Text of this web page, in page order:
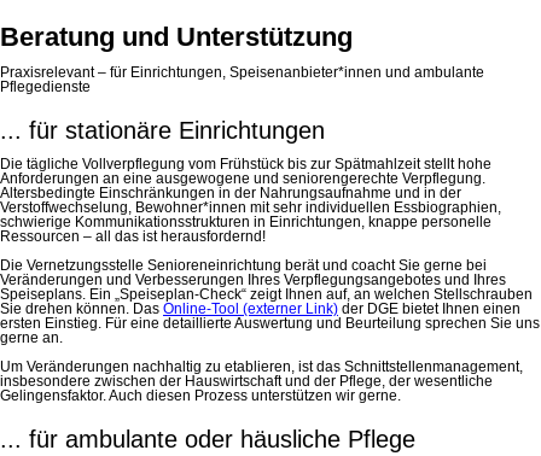
Beratung und Unterstützung
Praxisrelevant – für Einrichtungen, Speisenanbieter*innen und ambulante
Pflegedienste
... für stationäre Einrichtungen
Die tägliche Vollverpflegung vom Frühstück bis zur Spätmahlzeit stellt hohe
Anforderungen an eine ausgewogene und seniorengerechte Verpflegung.
Altersbedingte Einschränkungen in der Nahrungsaufnahme und in der
Verstoffwechselung, Bewohner*innen mit sehr individuellen Essbiographien,
schwierige Kommunikationsstrukturen in Einrichtungen, knappe personelle
Ressourcen – all das ist herausfordernd!
Die Vernetzungsstelle Senioreneinrichtung berät und coacht Sie gerne bei
Veränderungen und Verbesserungen Ihres Verpflegungsangebotes und Ihres
Speiseplans. Ein „Speiseplan-Check“ zeigt Ihnen auf, an welchen Stellschrauben
Sie drehen können. Das Online-Tool (externer Link) der DGE bietet Ihnen einen
ersten Einstieg. Für eine detaillierte Auswertung und Beurteilung sprechen Sie uns
gerne an.
Um Veränderungen nachhaltig zu etablieren, ist das Schnittstellenmanagement,
insbesondere zwischen der Hauswirtschaft und der Pflege, der wesentliche
Gelingensfaktor. Auch diesen Prozess unterstützen wir gerne.
... für ambulante oder häusliche Pflege